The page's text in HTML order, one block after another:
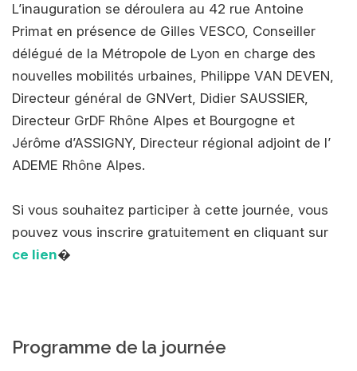
L’inauguration se déroulera au 42 rue Antoine
Primat en présence de Gilles VESCO, Conseiller
délégué de la Métropole de Lyon en charge des
nouvelles mobilités urbaines, Philippe VAN DEVEN,
Directeur général de GNVert, Didier SAUSSIER,
Directeur GrDF Rhône Alpes et Bourgogne et
Jérôme d’ASSIGNY, Directeur régional adjoint de l’
ADEME Rhône Alpes.
Si vous souhaitez participer à cette journée, vous
pouvez vous inscrire gratuitement en cliquant sur
ce lien�
Programme de la journée